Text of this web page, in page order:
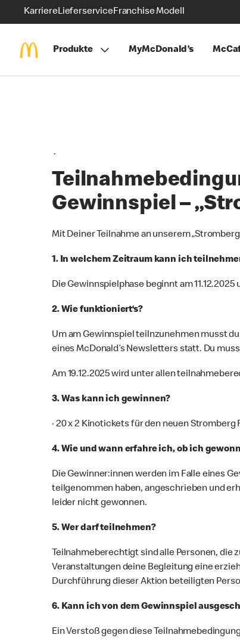
KarriereLieferserviceFranchise Modell
Produkte MyMcDonald’s
.
Gewinnspiel –
Mit Deiner Teilnahme an unserem
1. In welchem Zeitraum kann ich
Die Gewinnspielphase beginnt am 11.12.2025
2. Wie funktioniert‘s?
Um am Gewinnspiel teilnzunehmen musst
eines McDonald’s Newsletters statt. Du
Am 19.12.2025 wird unter allen
3. Was kann ich gewinnen?
· 20 x 2 Kinotickets für den neuen
4. Wie und wann erfahre ich, ob ich
Die Gewinner:innen werden im Falle eines
teilgenommen haben, angeschrieben und
leider nicht gewonnen.
5. Wer darf teilnehmen?
Teilnahmeberechtigt sind alle Personen, die
Veranstaltungen deine Begleitung eine
Durchführung dieser Aktion beteiligten
6. Kann ich von dem Gewinnspiel
Ein Verstoß gegen diese